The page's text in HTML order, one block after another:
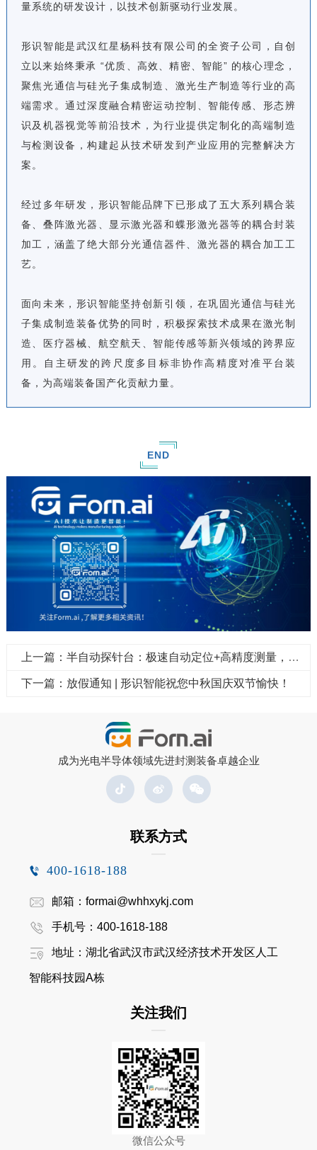
量系统的研发设计，以技术创新驱动行业发展。
形识智能是武汉红星杨科技有限公司的全资子公司，自创
立以来始终秉承 “优质、高效、精密、智能” 的核心理念，
聚焦光通信与硅光子集成制造、激光生产制造等行业的高
端需求。通过深度融合精密运动控制、智能传感、形态辨
识及机器视觉等前沿技术，为行业提供定制化的高端制造
与检测设备，构建起从技术研发到产业应用的完整解决方
案。
经过多年研发，形识智能品牌下已形成了五大系列耦合装
备、叠阵激光器、显示激光器和蝶形激光器等的耦合封装
加工，涵盖了绝大部分光通信器件、激光器的耦合加工工
艺。
面向未来，形识智能坚持创新引领，在巩固光通信与硅光
子集成制造装备优势的同时，积极探索技术成果在激光制
造、医疗器械、航空航天、智能传感等新兴领域的跨界应
用。自主研发的跨尺度多目标非协作高精度对准平台装
备，为高端装备国产化贡献力量。
END
上一篇：半自动探针台：极速自动定位+高精度测量，覆盖全尺寸晶圆测试需求
下一篇：放假通知 | 形识智能祝您中秋国庆双节愉快！
成为光电半导体领域先进封测装备卓越企业
联系方式
400-1618-188
邮箱：formai@whhxykj.com
手机号：400-1618-188
地址：湖北省武汉市武汉经济技术开发区人工
智能科技园A栋
关注我们
微信公众号